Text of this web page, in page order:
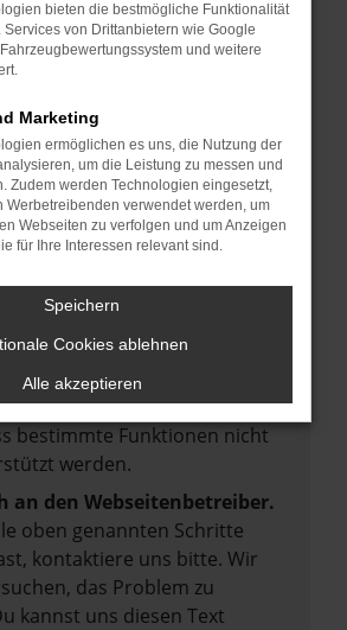
Browsererweiterungen.
wie Werbeblocker,
Laden bestimmter Seiten
oder in einem privaten
Gerät neu.
helfen,
Probleme zu beheben.
dass dein Browser und dein
auf dem neuesten Stand
birgt nicht nur ein
sondern kann auch dazu
bestimmte Funktionen nicht
werden.
an den Webseitenbetreiber.
oben genannten Schritte
kontaktiere uns bitte. Wir
das Problem zu
kannst uns diesen Text
bieten die bestmögliche Funktionalität
Services von Drittanbietern wie Google
und weitere
Marketing
ermöglichen es uns, die Nutzung der
um die Leistung zu messen und
Zudem werden Technologien eingesetzt,
Werbetreibenden verwendet werden, um
Webseiten zu verfolgen und um Anzeigen
für Ihre Interessen relevant sind.
Speichern
Cookies ablehnen
Alle akzeptieren